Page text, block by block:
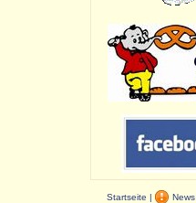
Startseite | News